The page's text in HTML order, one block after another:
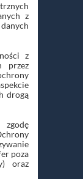
z
z
przez
drogą
zgodę
poza
oraz